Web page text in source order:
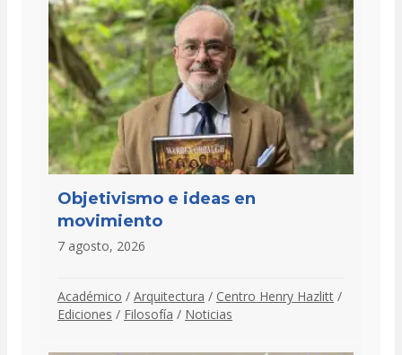
Objetivismo e ideas en
movimiento
7 agosto, 2026
Académico / Arquitectura / Centro Henry Hazlitt /
Ediciones / Filosofía / Noticias